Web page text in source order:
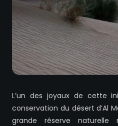
L’un des joyaux de cette
conservation du désert d’Al
grande réserve